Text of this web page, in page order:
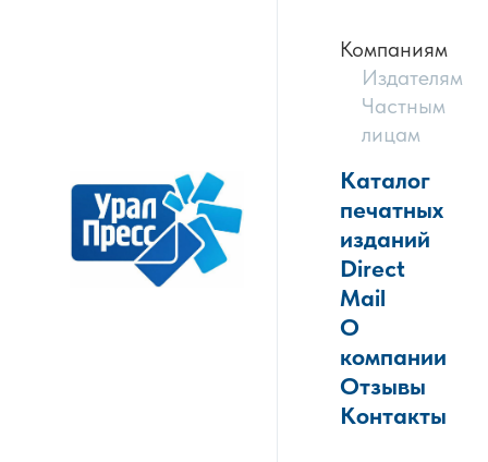
Компаниям
Издателям
Частным
лицам
Каталог
печатных
изданий
Direct
Mail
О
компании
Отзывы
Контакты